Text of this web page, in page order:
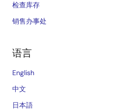
检查库存
销售办事处
语言
English
中文
日本語